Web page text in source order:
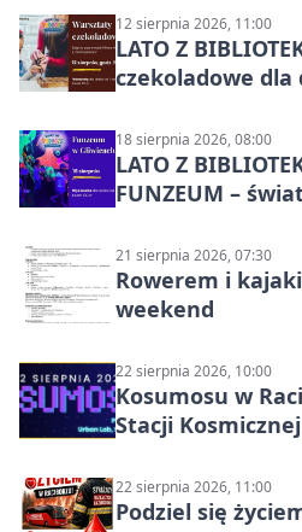
12 sierpnia 2026, 11:00
LATO Z
czekoladowe dla
18 sierpnia 2026, 08:00
LATO Z
FUNZEUM –
21 sierpnia 2026, 07:30
Rowerem i
weekend
22 sierpnia 2026, 10:00
Kosumosu w
Stacji
22 sierpnia 2026, 11:00
Podziel się